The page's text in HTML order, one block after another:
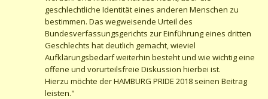
geschlechtliche Identität eines anderen Menschen zu
bestimmen. Das wegweisende Urteil des
Bundesverfassungsgerichts zur Einführung eines dritten
Geschlechts hat deutlich gemacht, wieviel
Aufklärungsbedarf weiterhin besteht und wie wichtig eine
offene und vorurteilsfreie Diskussion hierbei ist.
Hierzu möchte der HAMBURG PRIDE 2018 seinen Beitrag
leisten."